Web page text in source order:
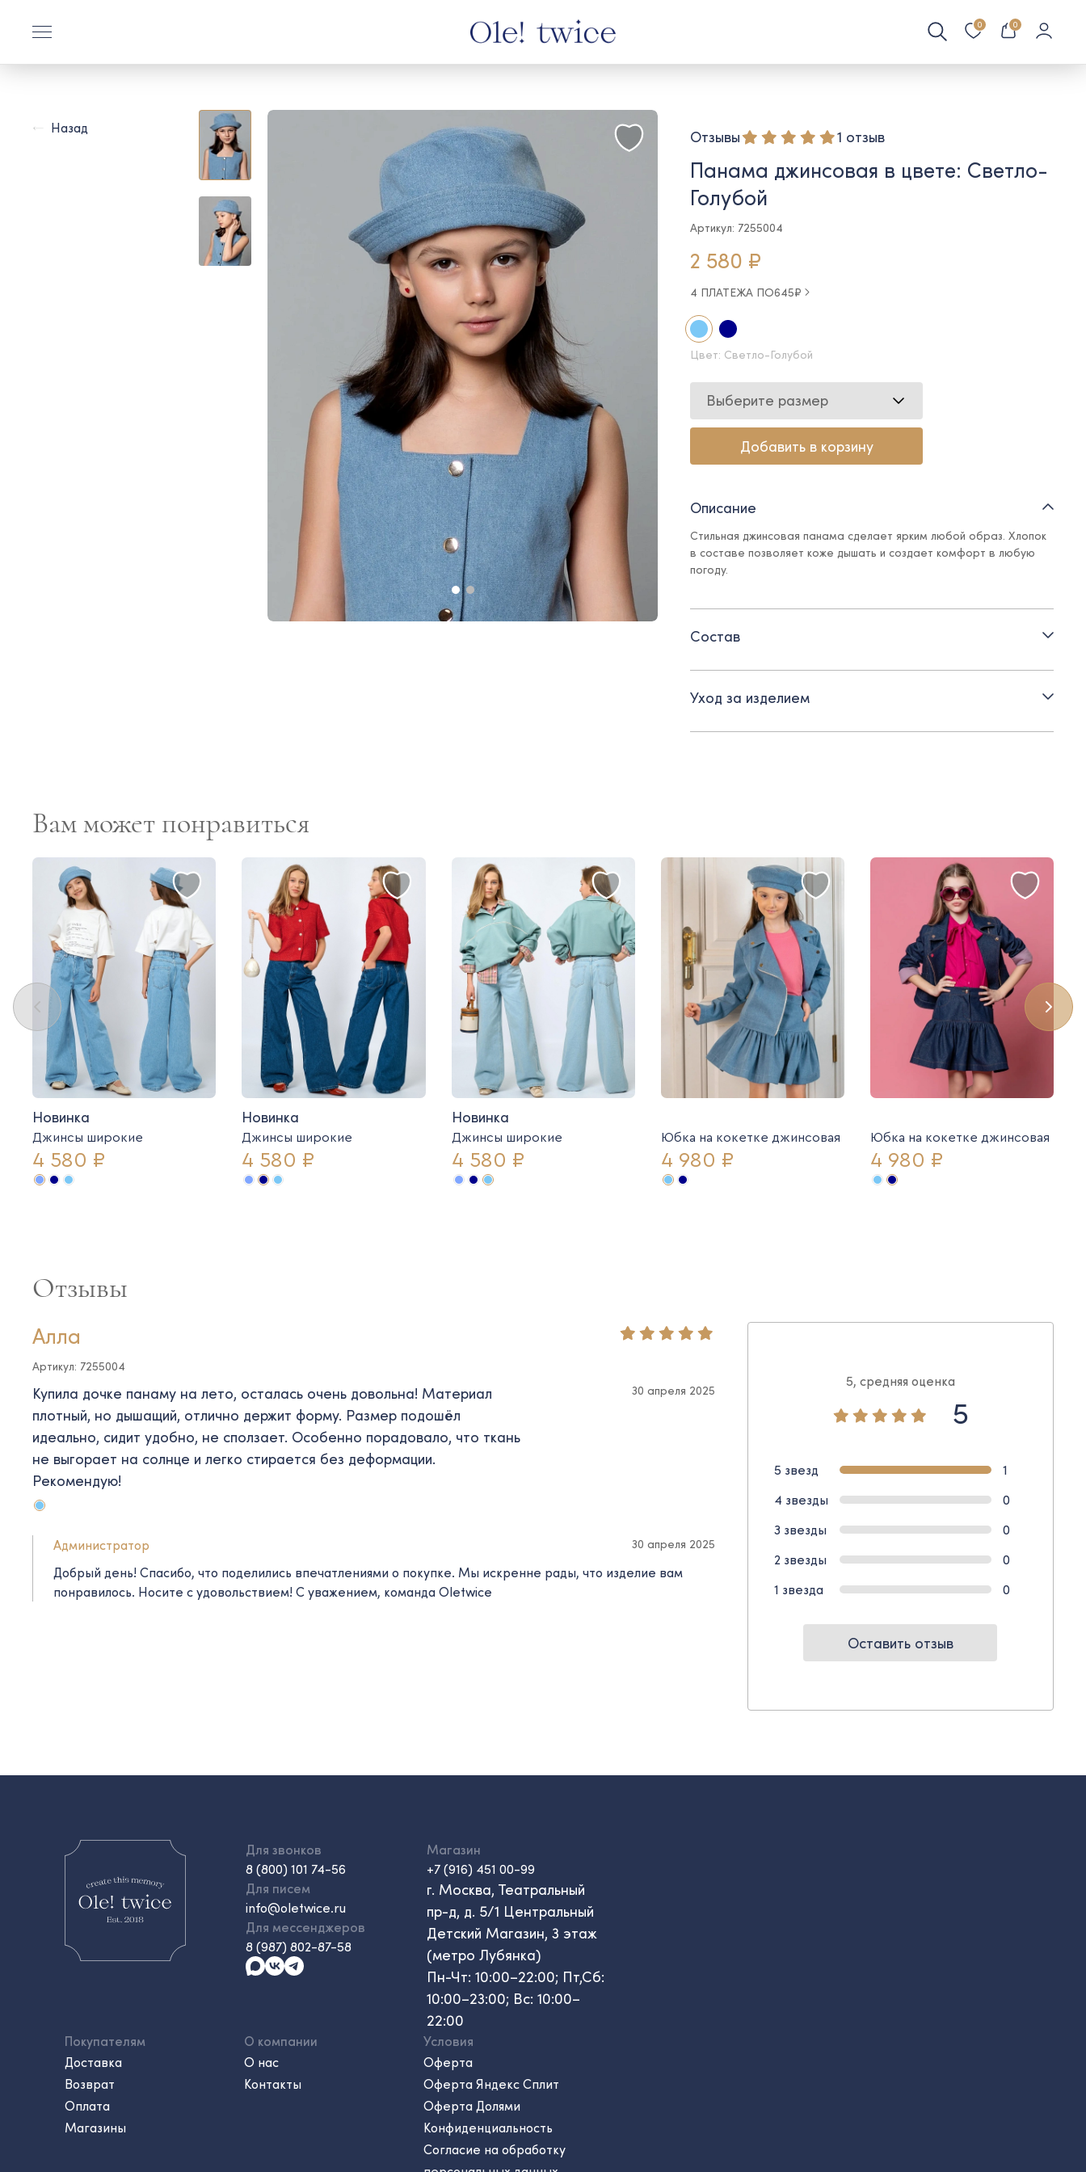
0 0
Назад Отзывы 1 отзыв
Панама джинсовая в цвете: Светло-
Голубой
Артикул: 7255004
2 580 ₽
4 ПЛАТЕЖА ПО645₽
Цвет: Светло-Голубой
Выберите размер
Добавить в корзину
Описание
Стильная джинсовая панама сделает ярким любой образ. Хлопок
в составе позволяет коже дышать и создает комфорт в любую
погоду.
Состав
Уход за изделием
Вам может понравиться
Новинка
Джинсы широкие
4 580 ₽
Новинка
Джинсы широкие
4 580 ₽
Новинка
Джинсы широкие
4 580 ₽
Юбка на кокетке джинсовая
4 980 ₽
Юбка на кокетке джинсовая
4 980 ₽
Отзывы
5, средняя оценка
5
5 звезд
1
4 звезды
0
3 звезды
0
2 звезды
0
1 звезда
0
Оставить отзыв
Алла
Артикул: 7255004
Купила дочке панаму на лето, осталась очень довольна! Материал
плотный, но дышащий, отлично держит форму. Размер подошёл
идеально, сидит удобно, не сползает. Особенно порадовало, что ткань
не выгорает на солнце и легко стирается без деформации.
Рекомендую!
30 апреля 2025
Администратор 30 апреля 2025
Добрый день! Спасибо, что поделились впечатлениями о покупке. Мы искренне рады, что изделие вам
понравилось. Носите с удовольствием! C уважением, команда Oletwice
Для звонков
8 (800) 101 74-56
Для писем
info@oletwice.ru
Для мессенджеров
8 (987) 802-87-58
Магазин
+7 (916) 451 00-99
г. Москва, Театральный
пр-д, д. 5/1 Центральный
Детский Магазин, 3 этаж
(метро Лубянка)
Пн-Чт: 10:00–22:00; Пт,Сб:
10:00–23:00; Вс: 10:00–
22:00
Покупателям
Доставка
Возврат
Оплата
Магазины
О компании
О нас
Контакты
Условия
Оферта
Оферта Яндекс Сплит
Оферта Долями
Конфиденциальность
Согласие на обработку